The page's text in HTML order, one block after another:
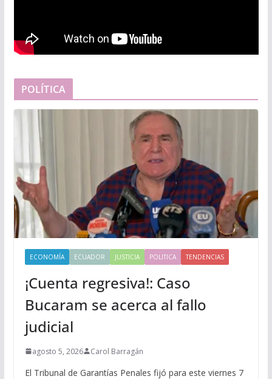
POLÍTICA
ECONOMÍA ECUADOR JUSTICIA POLITICA TENDENCIAS
¡Cuenta regresiva!: Caso
Bucaram se acerca al fallo
judicial
agosto 5, 2026 Carol Barragán
El Tribunal de Garantías Penales fijó para este viernes 7